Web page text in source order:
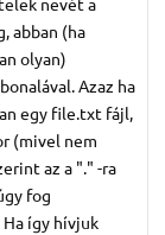
abban (ha
olyan)
Azaz ha
egy file.txt fájl,
(mivel nem
az a "." -ra
fog
így hívjuk